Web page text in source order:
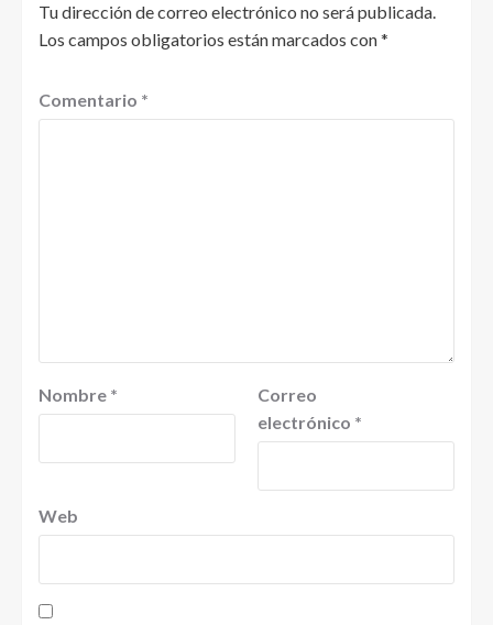
Tu dirección de correo electrónico no será publicada.
Los campos obligatorios están marcados con*
Comentario *
Nombre *
Correo
electrónico *
Web